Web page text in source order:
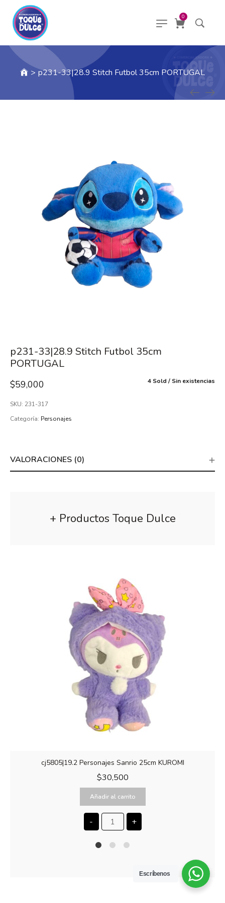
0
> p231-33|28.9 Stitch Futbol 35cm PORTUGAL
p231-33|28.9 Stitch Futbol 35cm
PORTUGAL
4 Sold Sin existencias
$59,000
SKU: 231-317
Categoría: Personajes
VALORACIONES (0)
+ Productos Toque Dulce
cj5805|19.2 Personajes Sanrio 25cm KUROMI
$30,500
Añadir al carrito
- +
Escríbenos